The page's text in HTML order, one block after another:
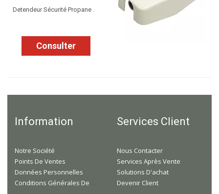
Detendeur Sécurité Propane .
Consulter
Information
Notre Société
Points De Ventes
Données Personnelles
Services Client
Nous Contacter
Services Après Vente
Solutions D'achat
Devenir Client